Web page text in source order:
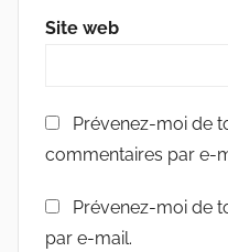
Site web
Prévenez-moi de
commentaires par e-
Prévenez-moi de
par e-mail.